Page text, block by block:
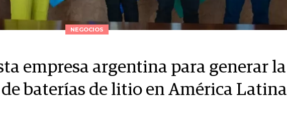
NEGOCIOS
empresa argentina para generar la
baterías de litio en América Latina